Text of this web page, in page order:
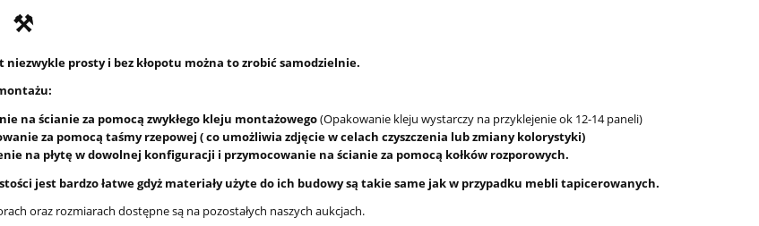
⚒️
niezwykle prosty i bez kłopotu można to zrobić samodzielnie.
na ścianie za pomocą zwykłego kleju montażowego(Opakowanie kleju wystarczy na przyklejenie ok 12-14 paneli)
za pomocą taśmy rzepowej ( co umożliwia zdjęcie w celach czyszczenia lub zmiany kolorystyki)
na płytę w dowolnej konfiguracji i przymocowanie na ścianie za pomocą kołków rozporowych.
jest bardzo łatwe gdyż materiały użyte do ich budowy są takie same jak w przypadku mebli tapicerowanych.
oraz rozmiarach dostępne są na pozostałych naszych aukcjach.